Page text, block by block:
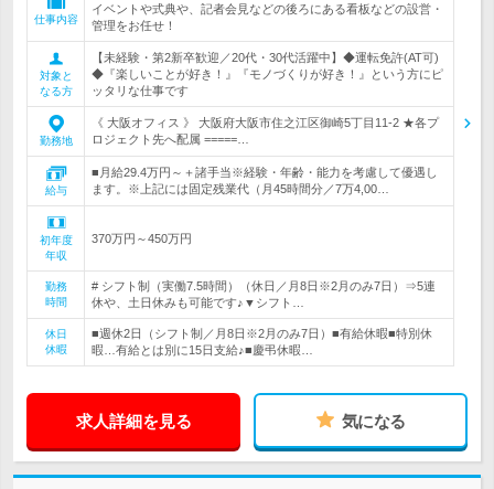
仕事内容
イベントや式典や、記者会見などの後ろにある看板などの設営・
管理をお任せ！
対象と
なる方
【未経験・第2新卒歓迎／20代・30代活躍中】◆運転免許(AT可)
◆『楽しいことが好き！』『モノづくりが好き！』という方にピ
ッタリな仕事です
勤務地
《 大阪オフィス 》 大阪府大阪市住之江区御崎5丁目11-2 ★各プ
ロジェクト先へ配属 =====…
給与
■月給29.4万円～＋諸手当※経験・年齢・能力を考慮して優遇し
ます。※上記には固定残業代（月45時間分／7万4,00…
初年度
年収
370万円～450万円
勤務
時間
# シフト制（実働7.5時間）（休日／月8日※2月のみ7日）⇒5連
休や、土日休みも可能です♪▼シフト…
休日
休暇
■週休2日（シフト制／月8日※2月のみ7日）■有給休暇■特別休
暇…有給とは別に15日支給♪■慶弔休暇…
求人詳細を見る 気になる